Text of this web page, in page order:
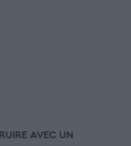
AVEC UN